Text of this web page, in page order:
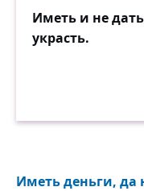
Иметь и не
украсть.
Иметь деньги, да